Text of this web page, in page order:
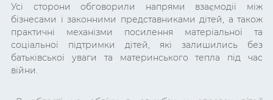
Усі сторони обговорили напрями взаємодії між
бізнесами і законними представниками дітей, а також
практичні механізми посилення матеріальної та
соціальної підтримки дітей, які залишились без
батьківської уваги та материнського тепла під час
війни.